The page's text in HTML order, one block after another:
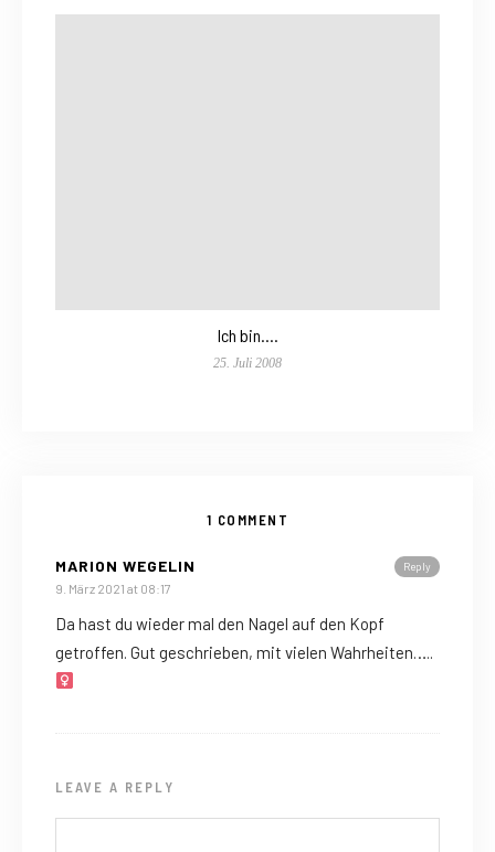
Ich bin….
25. Juli 2008
1 COMMENT
Reply
MARION WEGELIN
9. März 2021 at 08:17
Da hast du wieder mal den Nagel auf den Kopf
getroffen. Gut geschrieben, mit vielen Wahrheiten…..‍
LEAVE A REPLY